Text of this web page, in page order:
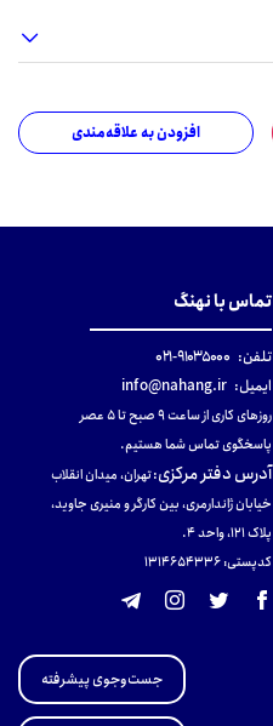
افزودن به علاقه‌مندی
تماس با نهنگ
تلفن: ۹۱۰۳۵۰۰۰-۰۲۱
ایمیل: info@nahang.ir
روزهای کاری از ساعت ۹ صبح تا ۵ عصر
پاسخگوی تماس شما هستیم.
آدرس دفتر مرکزی:تهران، میدان انقلاب
خیابان ژاندارمری، بین کارگر و منیری جاوید،
پلاک 121، واحد ۴.
کدپستی: 131465433۶
جست‌وجوی پیشرفته